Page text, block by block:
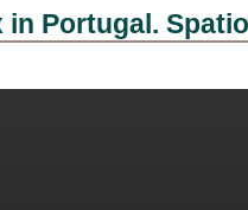
in Portugal.